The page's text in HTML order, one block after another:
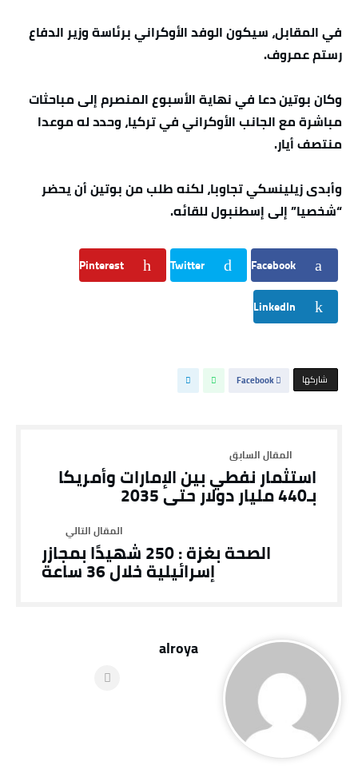
في المقابل، سيكون الوفد الأوكراني برئاسة وزير الدفاع
رستم عمروف.
وكان بوتين دعا في نهاية الأسبوع المنصرم إلى مباحثات
مباشرة مع الجانب الأوكراني في تركيا، وحدد له موعدا
منتصف أيار.
وأبدى زيلينسكي تجاوبا، لكنه طلب من بوتين أن يحضر
“شخصيا” إلى إسطنبول للقائه.
Facebook
Twitter
Pinterest
LinkedIn
‫‫ شاركها‬ Facebook
استثمار نفطي بين الإمارات وأمريكا
بـ440 مليار دولار حتى 2035
الصحة بغزة : 250 شهيدًا بمجازر
إسرائيلية خلال 36 ساعة
alroya